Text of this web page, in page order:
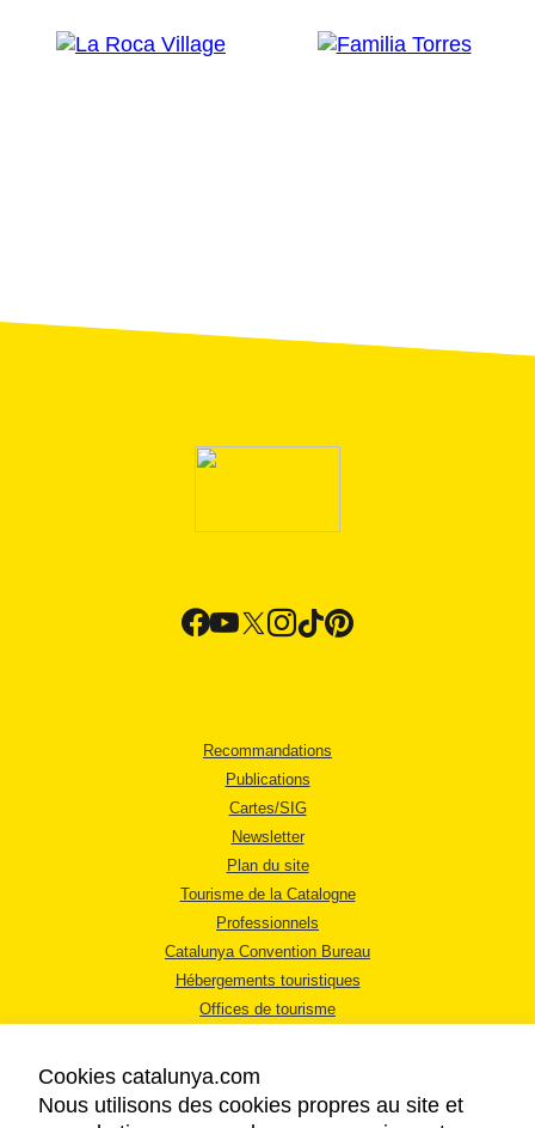
Recommandations
Publications
Cartes/SIG
Newsletter
Plan du site
Tourisme de la Catalogne
Professionnels
Catalunya Convention Bureau
Hébergements touristiques
Offices de tourisme
Cookies catalunya.com
Nous utilisons des cookies propres au site et